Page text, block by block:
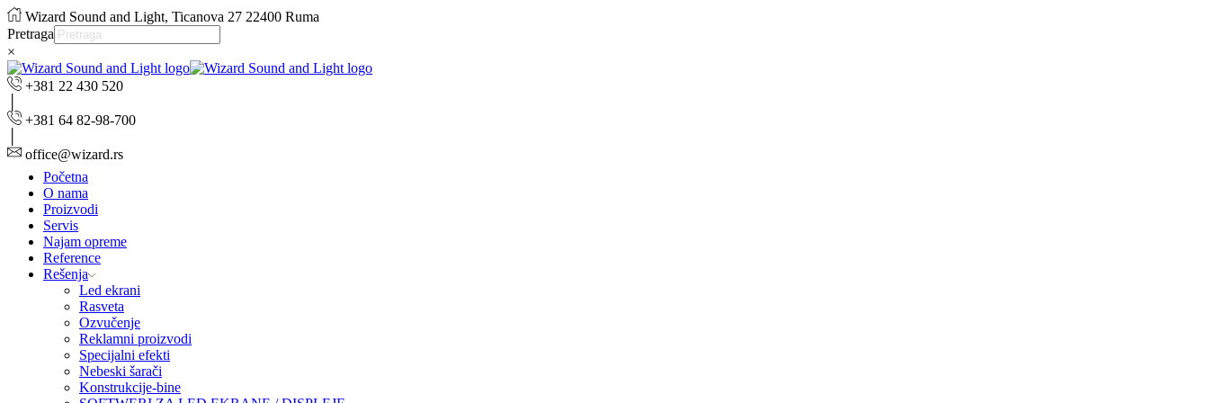
Wizard Sound and Light, Ticanova 27 22400 Ruma
Pretraga
×
+381 22 430 520
+381 64 82-98-700
office@wizard.rs
Početna
O nama
Proizvodi
Servis
Najam opreme
Reference
Rešenja
Led ekrani
Rasveta
Ozvučenje
Reklamni proizvodi
Specijalni efekti
Nebeski šarači
Konstrukcije-bine